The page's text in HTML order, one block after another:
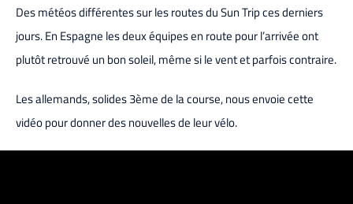
Des météos différentes sur les routes du Sun Trip ces derniers
jours. En Espagne les deux équipes en route pour l’arrivée ont
plutôt retrouvé un bon soleil, même si le vent et parfois contraire.
Les allemands, solides 3ème de la course, nous envoie cette
vidéo pour donner des nouvelles de leur vélo.